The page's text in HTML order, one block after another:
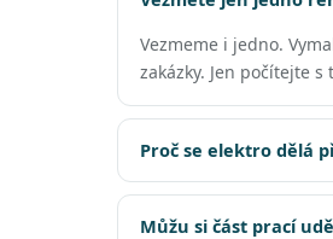
Vezmeme i jedno.
zakázky. Jen počítejte
Proč se elektro dělá
Můžu si část prací